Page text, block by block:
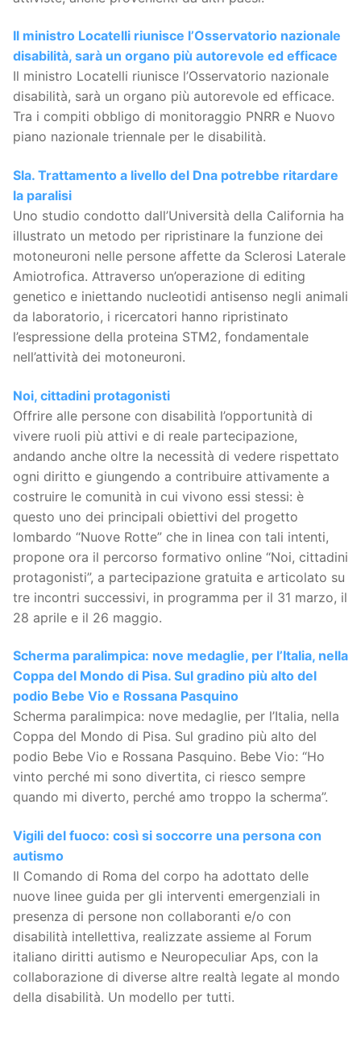
Il ministro Locatelli riunisce l’Osservatorio nazionale
disabilità, sarà un organo più autorevole ed efficace
Il ministro Locatelli riunisce l’Osservatorio nazionale
disabilità, sarà un organo più autorevole ed efficace.
Tra i compiti obbligo di monitoraggio PNRR e Nuovo
piano nazionale triennale per le disabilità.
Sla. Trattamento a livello del Dna potrebbe ritardare
la paralisi
Uno studio condotto dall’Università della California ha
illustrato un metodo per ripristinare la funzione dei
motoneuroni nelle persone affette da Sclerosi Laterale
Amiotrofica. Attraverso un’operazione di editing
genetico e iniettando nucleotidi antisenso negli animali
da laboratorio, i ricercatori hanno ripristinato
l’espressione della proteina STM2, fondamentale
nell’attività dei motoneuroni.
Noi, cittadini protagonisti
Offrire alle persone con disabilità l’opportunità di
vivere ruoli più attivi e di reale partecipazione,
andando anche oltre la necessità di vedere rispettato
ogni diritto e giungendo a contribuire attivamente a
costruire le comunità in cui vivono essi stessi: è
questo uno dei principali obiettivi del progetto
lombardo “Nuove Rotte” che in linea con tali intenti,
propone ora il percorso formativo online “Noi, cittadini
protagonisti”, a partecipazione gratuita e articolato su
tre incontri successivi, in programma per il 31 marzo, il
28 aprile e il 26 maggio.
Scherma paralimpica: nove medaglie, per l’Italia, nella
Coppa del Mondo di Pisa. Sul gradino più alto del
podio Bebe Vio e Rossana Pasquino
Scherma paralimpica: nove medaglie, per l’Italia, nella
Coppa del Mondo di Pisa. Sul gradino più alto del
podio Bebe Vio e Rossana Pasquino. Bebe Vio: “Ho
vinto perché mi sono divertita, ci riesco sempre
quando mi diverto, perché amo troppo la scherma”.
Vigili del fuoco: così si soccorre una persona con
autismo
Il Comando di Roma del corpo ha adottato delle
nuove linee guida per gli interventi emergenziali in
presenza di persone non collaboranti e/o con
disabilità intellettiva, realizzate assieme al Forum
italiano diritti autismo e Neuropeculiar Aps, con la
collaborazione di diverse altre realtà legate al mondo
della disabilità. Un modello per tutti.